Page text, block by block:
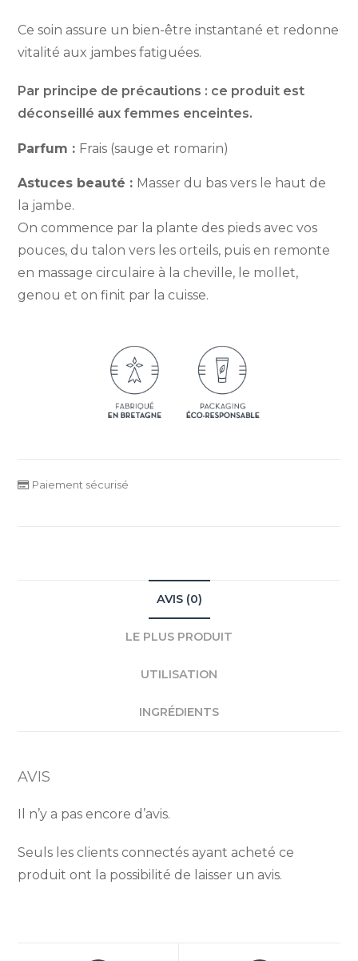
Ce soin assure un bien-être instantané et redonne
vitalité aux jambes fatiguées.
Par principe de précautions : ce produit est
déconseillé aux femmes enceintes.
Parfum : Frais (sauge et romarin)
Astuces beauté : Masser du bas vers le haut de
la jambe.
On commence par la plante des pieds avec vos
pouces, du talon vers les orteils, puis en remonte
en massage circulaire à la cheville, le mollet,
genou et on finit par la cuisse.
Paiement sécurisé
AVIS (0)
LE PLUS PRODUIT
UTILISATION
INGRÉDIENTS
AVIS
Il n’y a pas encore d’avis.
Seuls les clients connectés ayant acheté ce
produit ont la possibilité de laisser un avis.